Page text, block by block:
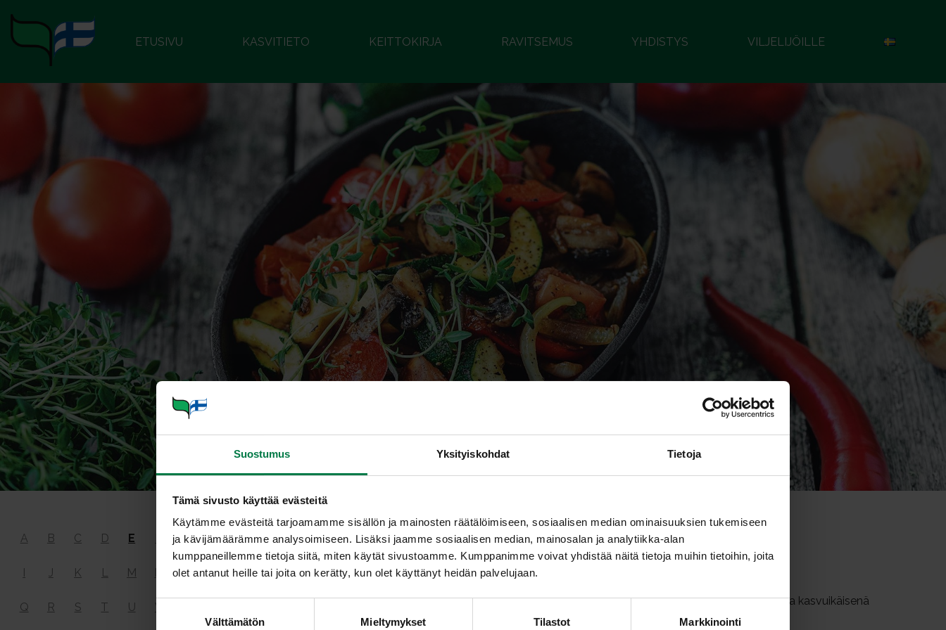
Suostumus Yksityiskohdat Tietoja
Tämä sivusto käyttää evästeitä
Käytämme evästeitä tarjoamamme sisällön ja mainosten räätälöimiseen, sosiaalisen median ominaisuuksien tukemiseen
ja kävijämäärämme analysoimiseen. Lisäksi jaamme sosiaalisen median, mainosalan ja analytiikka-alan
kumppaneillemme tietoja siitä, miten käytät sivustoamme. Kumppanimme voivat yhdistää näitä tietoja muihin tietoihin, joita
olet antanut heille tai joita on kerätty, kun olet käyttänyt heidän palvelujaan.
S
Välttämätön Mieltymykset Tilastot Markkinointi
ETUSIVU KASVITIETO KEITTOKIRJA RAVITSEMUS YHDISTYS VILJELIJÖILLE
A B C D E G H
J K L M O P
Q R S T U V
Energiaravintoaineet
tuottavat energiaa, jota tarvitaan peruselintoimintojen ylläpitämiseen, liikkumiseen ja muuhun toimintaan ja kasvuikäisenä
kasvamiseen.